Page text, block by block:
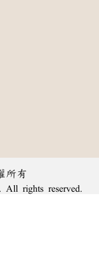
所有
rights reserved.